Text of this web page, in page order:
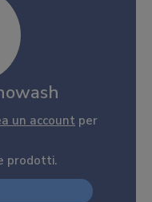
un account per
prodotti.